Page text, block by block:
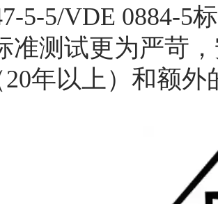
5-5/VDE 0884-5
准测试更为严苛
年以上）和额外